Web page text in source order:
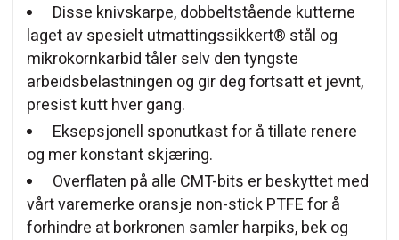
Disse knivskarpe, dobbeltstående kutterne
laget av spesielt utmattingssikkert® stål og
mikrokornkarbid tåler selv den tyngste
arbeidsbelastningen og gir deg fortsatt et jevnt,
presist kutt hver gang.
Eksepsjonell sponutkast for å tillate renere
og mer konstant skjæring.
Overflaten på alle CMT-bits er beskyttet med
vårt varemerke oransje non-stick PTFE for å
forhindre at borkronen samler harpiks, bek og